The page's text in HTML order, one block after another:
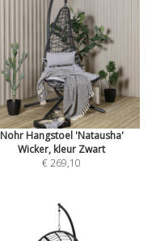
Nohr Hangstoel 'Natausha'
Wicker, kleur Zwart
€ 269,10